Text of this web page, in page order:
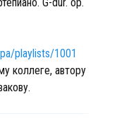
playlists/1001
коллеге, автору